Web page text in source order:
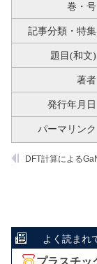
巻・号
記事分類・特集
題目(和文)
著者
発行年月日
パーマリンク
よく読まれ
プラスチッ